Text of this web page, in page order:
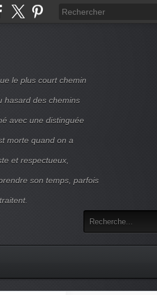
le plus court chemin
hasard des chemins
avec une distinguée
morte quand on a
et respectueux,
son temps, parfois